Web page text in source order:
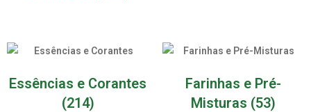
Essências e Corantes
(214)
Farinhas e Pré-
Misturas (53)